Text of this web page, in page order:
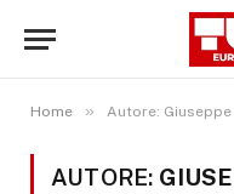
Home » Autore: Giuseppe
AUTORE: